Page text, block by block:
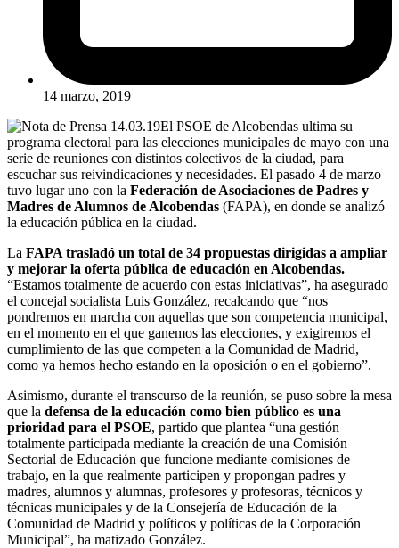
14 marzo, 2019
El PSOE de Alcobendas ultima su
programa electoral para las elecciones municipales de mayo con una
serie de reuniones con distintos colectivos de la ciudad, para
escuchar sus reivindicaciones y necesidades. El pasado 4 de marzo
tuvo lugar uno con la Federación de Asociaciones de Padres y
Madres de Alumnos de Alcobendas (FAPA), en donde se analizó
la educación pública en la ciudad.
La FAPA trasladó un total de 34 propuestas dirigidas a ampliar
y mejorar la oferta pública de educación en Alcobendas.
“Estamos totalmente de acuerdo con estas iniciativas”, ha asegurado
el concejal socialista Luis González, recalcando que “nos
pondremos en marcha con aquellas que son competencia municipal,
en el momento en el que ganemos las elecciones, y exigiremos el
cumplimiento de las que competen a la Comunidad de Madrid,
como ya hemos hecho estando en la oposición o en el gobierno”.
Asimismo, durante el transcurso de la reunión, se puso sobre la mesa
que la defensa de la educación como bien público es una
prioridad para el PSOE, partido que plantea “una gestión
totalmente participada mediante la creación de una Comisión
Sectorial de Educación que funcione mediante comisiones de
trabajo, en la que realmente participen y propongan padres y
madres, alumnos y alumnas, profesores y profesoras, técnicos y
técnicas municipales y de la Consejería de Educación de la
Comunidad de Madrid y políticos y políticas de la Corporación
Municipal”, ha matizado González.